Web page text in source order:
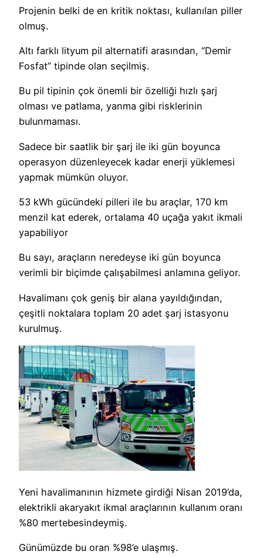
Projenin belki de en kritik noktası, kullanılan piller
olmuş.
Altı farklı lityum pil alternatifi arasından, “Demir
Fosfat” tipinde olan seçilmiş.
Bu pil tipinin çok önemli bir özelliği hızlı şarj
olması ve patlama, yanma gibi risklerinin
bulunmaması.
Sadece bir saatlik bir şarj ile iki gün boyunca
operasyon düzenleyecek kadar enerji yüklemesi
yapmak mümkün oluyor.
53 kWh gücündeki pilleri ile bu araçlar, 170 km
menzil kat ederek, ortalama 40 uçağa yakıt ikmali
yapabiliyor
Bu sayı, araçların neredeyse iki gün boyunca
verimli bir biçimde çalışabilmesi anlamına geliyor.
Havalimanı çok geniş bir alana yayıldığından,
çeşitli noktalara toplam 20 adet şarj istasyonu
kurulmuş.
Yeni havalimanının hizmete girdiği Nisan 2019’da,
elektrikli akaryakıt ikmal araçlarının kullanım oranı
%80 mertebesindeymiş.
Günümüzde bu oran %98’e ulaşmış.